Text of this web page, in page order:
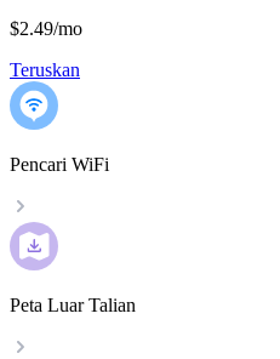
$2.49/mo
Teruskan
Pencari WiFi
Peta Luar Talian